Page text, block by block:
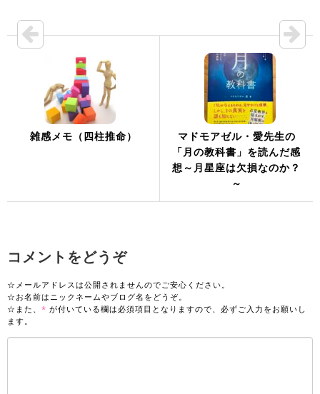
雑感メモ（四柱推命）
マドモアゼル・愛先生の
「月の教科書」を読んだ感
想～月星座は欠損なのか？
～
コメントをどうぞ
☆メールアドレスは公開されませんのでご安心ください。
☆お名前はニックネームやブログ名をどうぞ。
☆また、 * が付いている欄は必須項目となりますので、必ずご入力をお願いし
ます。